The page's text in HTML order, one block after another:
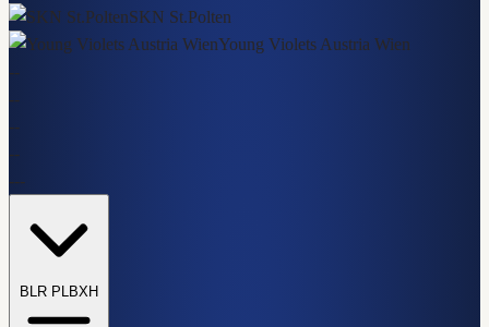
SKN St.Polten
Young Violets Austria Wien
--
--
--
--
---
BLR PL